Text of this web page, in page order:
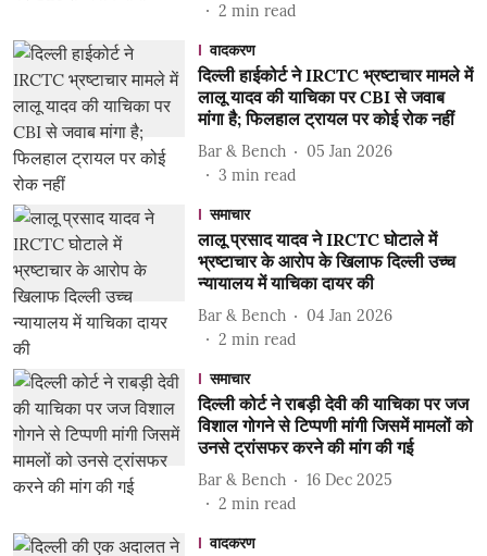
2 min read
वादकरण
दिल्ली हाईकोर्ट ने IRCTC भ्रष्टाचार मामले में
लालू यादव की याचिका पर CBI से जवाब
मांगा है; फिलहाल ट्रायल पर कोई रोक नहीं
Bar & Bench
05 Jan 2026
3 min read
समाचार
लालू प्रसाद यादव ने IRCTC घोटाले में
भ्रष्टाचार के आरोप के खिलाफ दिल्ली उच्च
न्यायालय में याचिका दायर की
Bar & Bench
04 Jan 2026
2 min read
समाचार
दिल्ली कोर्ट ने राबड़ी देवी की याचिका पर जज
विशाल गोगने से टिप्पणी मांगी जिसमें मामलों को
उनसे ट्रांसफर करने की मांग की गई
Bar & Bench
16 Dec 2025
2 min read
वादकरण